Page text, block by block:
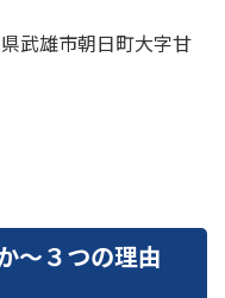
雄市朝日町大字甘
～３つの理由